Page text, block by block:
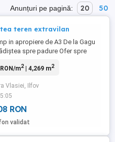
Anunțuri pe pagină: 20 50
teren extravilan
in apropiere de A3 De la Gagu
spre padure Ofer spre
m2| 4,269 m2
Vlasiei, Ilfov
RON
validat